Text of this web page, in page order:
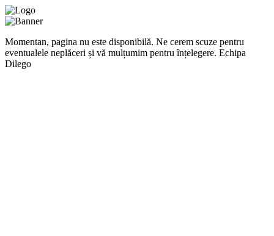
Momentan, pagina nu este disponibilă. Ne cerem scuze pentru
eventualele neplăceri și vă mulțumim pentru înțelegere. Echipa
Dilego